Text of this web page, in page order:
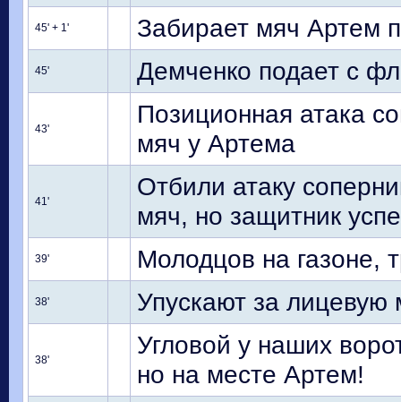
45' + 1' Забирает мяч Артем
45' Демченко подает с
43'
Позиционная атака
мяч у Артема
41'
Отбили атаку
мяч, но защитник
39' Молодцов на газоне,
38' Упускают за лицевую
38'
Угловой у наших
но на месте Артем!